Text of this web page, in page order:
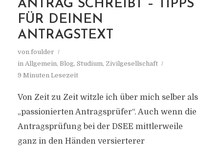
ANTRAG SCHREIBT – TIPPS
FÜR DEINEN
ANTRAGSTEXT
von foulder
in Allgemein, Blog, Studium, Zivilgesellschaft
9 Minuten Lesezeit
Von Zeit zu Zeit witzle ich über mich selber als
„passionierten Antragsprüfer“. Auch wenn die
Antragsprüfung bei der DSEE mittlerweile
ganz in den Händen versierterer